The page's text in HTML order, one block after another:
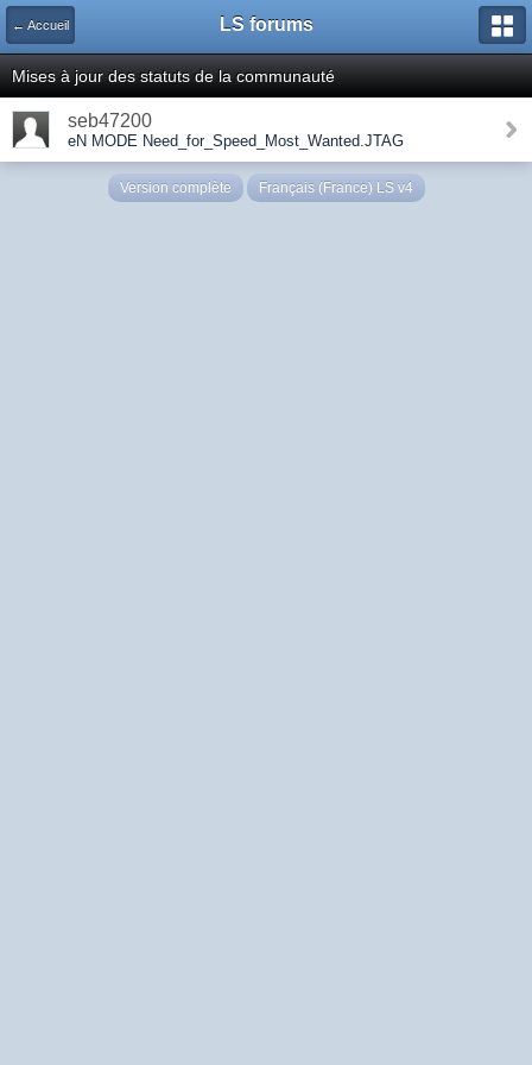
← Accueil LS forums
Mises à jour des statuts de la communauté
seb47200
eN MODE Need_for_Speed_Most_Wanted.JTAG
Version complète Français (France) LS v4